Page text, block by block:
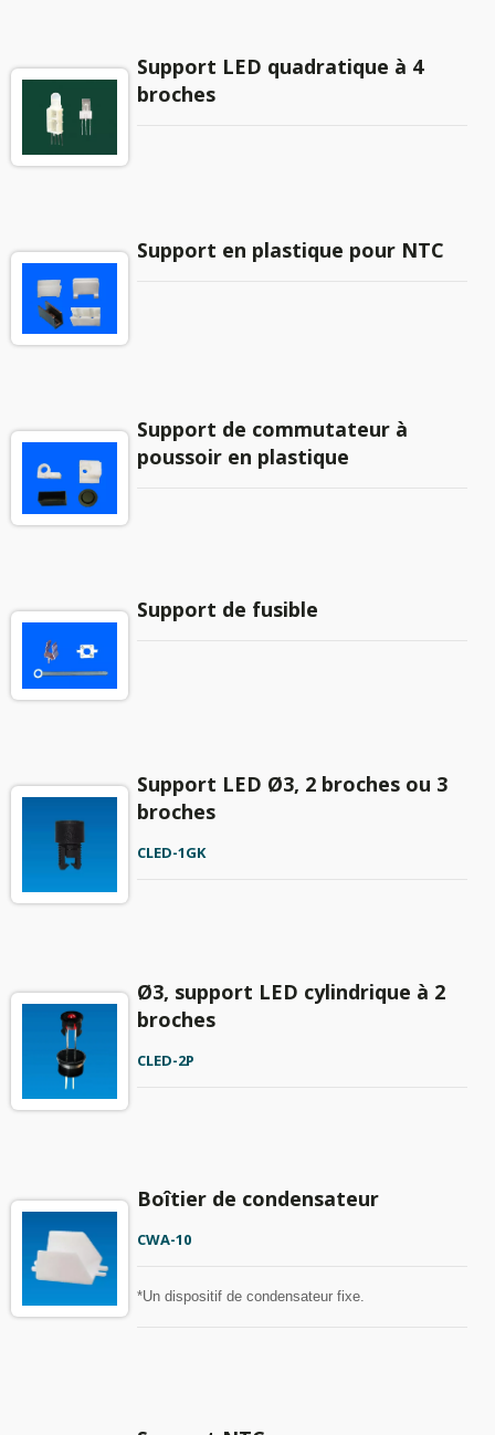
Support LED quadratique à 4
broches
Support en plastique pour NTC
Support de commutateur à
poussoir en plastique
Support de fusible
Support LED Ø3, 2 broches ou 3
broches
CLED-1GK
Ø3, support LED cylindrique à 2
broches
CLED-2P
Boîtier de condensateur
CWA-10
*Un dispositif de condensateur fixe.